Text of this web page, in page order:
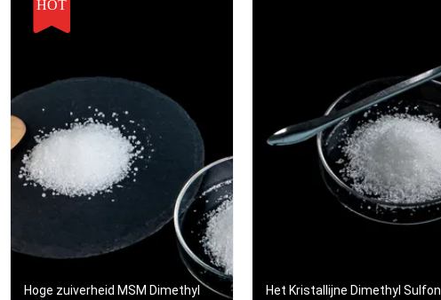
HOT
Hoge zuiverheid MSM Dimethyl
Het Kristallijne Dimethyl Sulfon